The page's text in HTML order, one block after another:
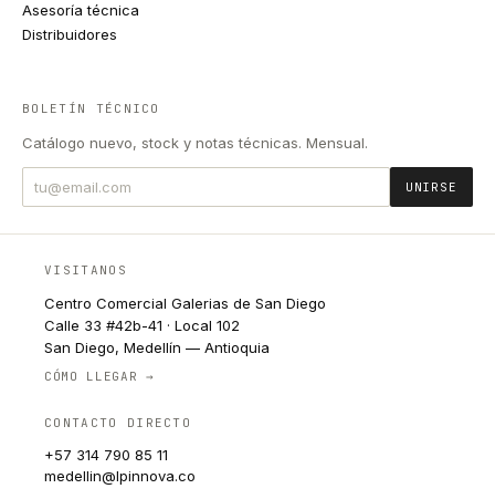
Asesoría técnica
Distribuidores
BOLETÍN TÉCNICO
Catálogo nuevo, stock y notas técnicas. Mensual.
UNIRSE
VISITANOS
Centro Comercial Galerias de San Diego
Calle 33 #42b-41 · Local 102
San Diego, Medellín — Antioquia
CÓMO LLEGAR →
CONTACTO DIRECTO
+57 314 790 85 11
medellin@lpinnova.co